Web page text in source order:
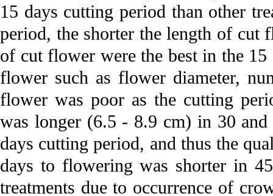
15 days cutting period than other
period, the shorter the length of cut
of cut flower were the best in the
flower such as flower diameter,
flower was poor as the cutting
was longer (6.5 - 8.9 cm) in 30
days cutting period, and thus the
days to flowering was shorter in
treatments due to occurrence of